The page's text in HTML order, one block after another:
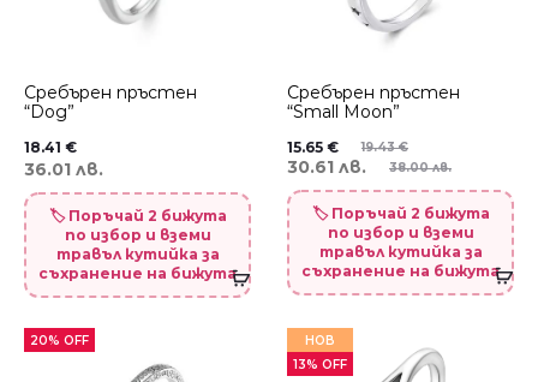
Сребърен пръстен
“Dog”
18.41 €
36.01 лв.
🏷️ Поръчай 2 бижута
по избор и вземи
травъл кутийка за
съхранение на бижута
Сребърен пръстен
“Small Moon”
19.43€
15.65 €
38.00 лв.
30.61 лв.
🏷️ Поръчай 2 бижута
по избор и вземи
травъл кутийка за
съхранение на бижута
20% OFF
НОВ
13% OFF